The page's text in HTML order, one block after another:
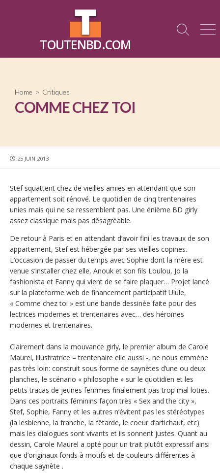
TOUTENBD.COM
Search
Home > Critiques
COMME CHEZ TOI
PUBLISHED
25 JUIN 2013
Stef squattent chez de vieilles amies en attendant que son
appartement soit rénové. Le quotidien de cinq trentenaires
unies mais qui ne se ressemblent pas. Une énième BD girly
assez classique mais pas désagréable.
De retour à Paris et en attendant d’avoir fini les travaux de son
appartement, Stef est hébergée par ses vieilles copines.
L’occasion de passer du temps avec Sophie dont la mère est
venue s’installer chez elle, Anouk et son fils Loulou, Jo la
fashionista et Fanny qui vient de se faire plaquer… Projet lancé
sur la plateforme web de financement participatif Ulule,
« Comme chez toi » est une bande dessinée faite pour des
lectrices modernes et trentenaires avec… des héroïnes
modernes et trentenaires.
Clairement dans la mouvance girly, le premier album de Carole
Maurel, illustratrice – trentenaire elle aussi -, ne nous emmène
pas très loin: construit sous forme de saynètes d’une ou deux
planches, le scénario « philosophe » sur le quotidien et les
petits tracas de jeunes femmes finalement pas trop mal loties.
Dans ces portraits féminins façon très « Sex and the city »,
Stef, Sophie, Fanny et les autres n’évitent pas les stéréotypes
(la lesbienne, la franche, la fêtarde, le coeur d’artichaut, etc)
mais les dialogues sont vivants et ils sonnent justes. Quant au
dessin, Carole Maurel a opté pour un trait plutôt expressif ainsi
que d’originaux fonds à motifs et de couleurs différentes à
chaque saynète .